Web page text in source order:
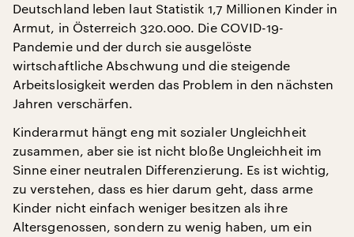
Deutschland leben laut Statistik 1,7 Millionen Kinder in
Armut, in Österreich 320.000. Die COVID-19-
Pandemie und der durch sie ausgelöste
wirtschaftliche Abschwung und die steigende
Arbeitslosigkeit werden das Problem in den nächsten
Jahren verschärfen.
Kinderarmut hängt eng mit sozialer Ungleichheit
zusammen, aber sie ist nicht bloße Ungleichheit im
Sinne einer neutralen Differenzierung. Es ist wichtig,
zu verstehen, dass es hier darum geht, dass arme
Kinder nicht einfach weniger besitzen als ihre
Altersgenossen, sondern zu wenig haben, um ein